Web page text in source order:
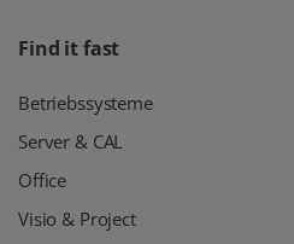
Find it fast
Betriebssysteme
Server & CAL
Office
Visio & Project